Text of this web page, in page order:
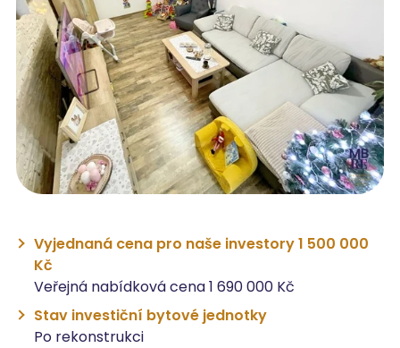
Vyjednaná cena pro naše investory 1 500 000
Kč
Veřejná nabídková cena 1 690 000 Kč
Stav investiční bytové jednotky
Po rekonstrukci